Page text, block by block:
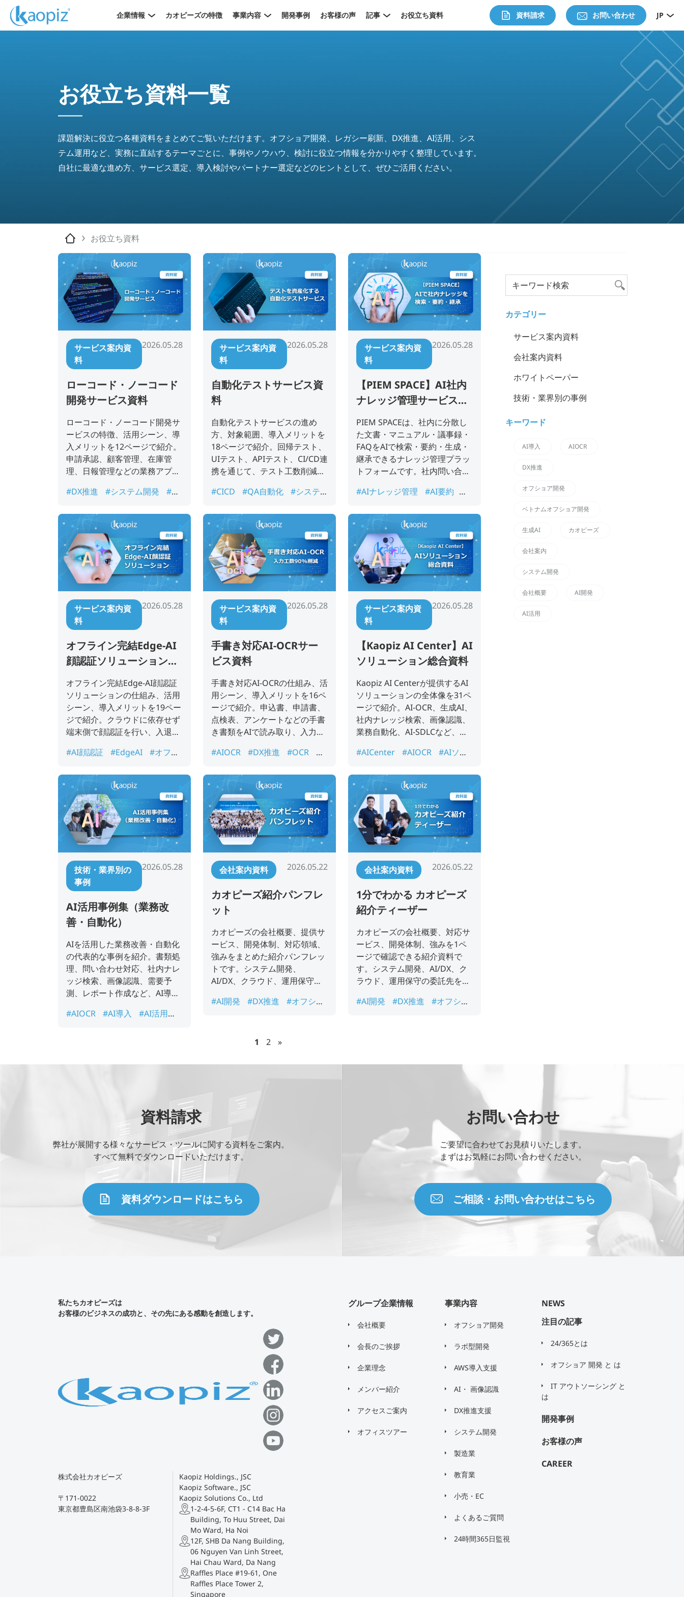
企業情報 カオピーズの特徴 事業内容 開発事例 お客様の声 記事 お役立ち資料 JP
資料請求 お問い合わせ
お役立ち資料一覧
課題解決に役立つ各種資料をまとめてご覧いただけます。オフショア開発、レガシー刷新、DX推進、AI活用、シス
テム運用など、実務に直結するテーマごとに、事例やノウハウ、検討に役立つ情報を分かりやすく整理しています。
自社に最適な進め方、サービス選定、導入検討やパートナー選定などのヒントとして、ぜひご活用ください。
お役立ち資料
サービス案内資
料
2026.05.28
ローコード・ノーコード
開発サービス資料
ローコード・ノーコード開発サ
ービスの特徴、活用シーン、導
入メリットを12ページで紹介。
申請承認、顧客管理、在庫管
理、日報管理などの業務アプリ
向けのサービス案内資料です。
#DX推進 #システム開発
#ノ
発 #業務アプリ開発 #業務改
善
#短期開発
サービス案内資
料
2026.05.28
自動化テストサービス資
料
自動化テストサービスの進め
方、対象範囲、導入メリットを
18ページで紹介。回帰テスト、
UIテスト、APIテスト、CI/CD連
携を通じて、テスト工数削減・
援するサービス案内資料です。
#CICD #QA自動化
#システ
ト資産化 #品質保証 #回帰テ
スト
サービス案内資
料
2026.05.28
【PIEM SPACE】AI社内
ナレッジ管理サービス資
PIEM SPACEは、社内に分散し
た文書・マニュアル・議事録・
FAQをAIで検索・要約・生成・
継承できるナレッジ管理プラッ
トフォームです。社内問い合わ
消を検討している企業様向けの
#AIナレッジ管理
#AI要約
ッジ継承 #生成AI #社内ナレ
ッジ検索
サービス案内資
料
2026.05.28
オフライン完結Edge-AI
顔認証ソリューション資
料
オフライン完結Edge-AI顔認証
ソリューションの仕組み、活用
シーン、導入メリットを19ペー
ジで紹介。クラウドに依存せず
端末側で顔認証を行い、入退室
舗・施設認証を支援するサービ
#AI顔認証 #EdgeAI
#オフラ
退室管理 #勤怠管理 #本人確
認
サービス案内資
料
2026.05.28
手書き対応AI-OCRサー
ビス資料
手書き対応AI-OCRの仕組み、活
用シーン、導入メリットを16ペ
ージで紹介。申込書、申請書、
点検表、アンケートなどの手書
き書類をAIで読み取り、入力工
援するサービス案内資料です。
#AIOCR #DX推進 #OCR
#
書類データ化
サービス案内資
料
2026.05.28
【Kaopiz AI Center】AI
ソリューション総合資料
Kaopiz AI Centerが提供するAI
ソリューションの全体像を31ペ
ージで紹介。AI-OCR、生成AI、
社内ナレッジ検索、画像認識、
業務自動化、AI-SDLCなど、企
きるサービス案内資料です。
#AICenter #AIOCR
#AIソリ
認識 #DX推進 #ナレッジ検索
技術・業界別の
事例
2026.05.28
AI活用事例集（業務改
善・自動化）
AIを活用した業務改善・自動化
の代表的な事例を紹介。書類処
理、問い合わせ対応、社内ナレ
ッジ検索、画像認識、需要予
測、レポート作成など、AI導入
けの事例集です。
#AIOCR #AI導入
#AI活用事
会社案内資料 2026.05.22
カオピーズ紹介パンフレ
ット
カオピーズの会社概要、提供サ
ービス、開発体制、対応領域、
強みをまとめた紹介パンフレッ
トです。システム開発、
AI/DX、クラウド、運用保守の
けに、初回検討や社内共有に活
#AI開発 #DX推進
#オフショ
#会社案内
会社案内資料 2026.05.22
1分でわかる カオピーズ
紹介ティーザー
カオピーズの会社概要、対応サ
ービス、開発体制、強みを1ペ
ージで確認できる紹介資料で
す。システム開発、AI/DX、ク
ラウド、運用保守の委託先を検
検討や社内共有に活用いただけ
#AI開発 #DX推進
#オフショ
1 2 »
カテゴリー
サービス案内資料
会社案内資料
ホワイトペーパー
技術・業界別の事例
キーワード
AI導入 AIOCR
DX推進
オフショア開発
ベトナムオフショア開発
生成AI カオピーズ
会社案内
システム開発
会社概要 AI開発
AI活用
資料請求
弊社が展開する様々なサービス・ツールに関する資料をご案内。
すべて無料でダウンロードいただけます。
資料ダウンロードはこちら
お問い合わせ
ご要望に合わせてお見積りいたします。
まずはお気軽にお問い合わせください。
ご相談・お問い合わせはこちら
私たちカオピーズは
お客様のビジネスの成功と、その先にある感動を創造します。
株式会社カオピーズ
〒171-0022
東京都豊島区南池袋3-8-8-3F
Kaopiz Holdings., JSC
Kaopiz Software., JSC
Kaopiz Solutions Co., Ltd
1-2-4-5-6F, CT1 - C14 Bac Ha
Building, To Huu Street, Dai
Mo Ward, Ha Noi
12F, SHB Da Nang Building,
06 Nguyen Van Linh Street,
Hai Chau Ward, Da Nang
Raffles Place #19-61, One
Raffles Place Tower 2,
Singapore
グループ企業情報
会社概要
会長のご挨拶
企業理念
メンバー紹介
アクセスご案内
オフィスツアー
事業内容
オフショア開発
ラボ型開発
AWS導入支援
AI・ 画像認識
DX推進支援
システム開発
製造業
教育業
小売・EC
よくあるご質問
24時間365日監視
NEWS
注目の記事
24/365とは
オフショア 開発 と は
IT アウトソーシング と
は
開発事例
お客様の声
CAREER